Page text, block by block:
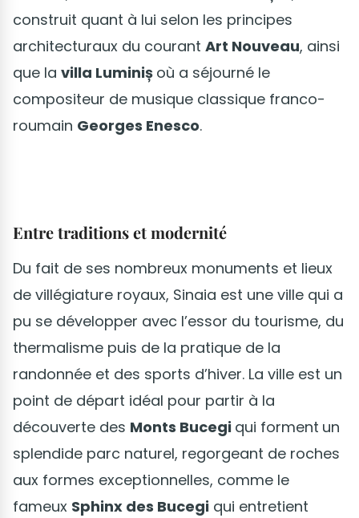
construit quant à lui selon les principes
architecturaux du courant Art Nouveau, ainsi
que la villa Luminiș où a séjourné le
compositeur de musique classique franco-
roumain Georges Enesco.
Entre traditions et modernité
Du fait de ses nombreux monuments et lieux
de villégiature royaux, Sinaia est une ville qui a
pu se développer avec l’essor du tourisme, du
thermalisme puis de la pratique de la
randonnée et des sports d’hiver. La ville est un
point de départ idéal pour partir à la
découverte des Monts Bucegi qui forment un
splendide parc naturel, regorgeant de roches
aux formes exceptionnelles, comme le
fameux Sphinx des Bucegi qui entretient